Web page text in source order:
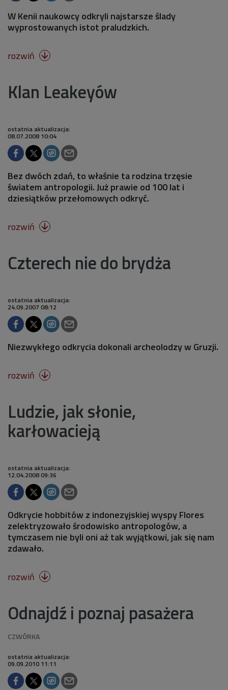
W Kenii naukowcy odkryli najstarsze ślady
wyprostowanych istot praludzkich.
rozwiń 
Klan Leakeyów
ostatnia aktualizacja:
08.07.2008 10:04
Bez dwóch zdań, to właśnie ta rodzina trzęsie
światem antropologii. Już prawie od 100 lat i
dziesiątków przełomowych odkryć.
rozwiń 
Czterech nie do brydża
ostatnia aktualizacja:
24.09.2007 08:12
Niezwykłego odkrycia dokonali archeolodzy w Gruzji.
rozwiń 
Ludzie, jak słonie,
karłowacieją
ostatnia aktualizacja:
12.04.2008 09:36
Odkrycie hobbitów z indonezyjskiej wyspy Flores
zelektryzowało środowisko antropologów, a
tymczasem nie byli oni aż tak wyjątkowi, jak się nam
zdawało.
rozwiń 
Odnajdź i poznaj pasażera
ostatnia aktualizacja:
09.09.2010 11:11